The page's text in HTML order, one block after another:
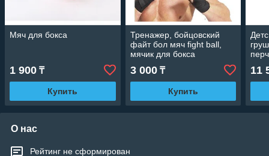
Мяч для бокса
1 900 ₸
Купить
Тренажер, бойцовский
файт бол мяч fight ball,
мячик для бокса
3 000₸
Купить
11
О нас
Рейтинг не сформирован